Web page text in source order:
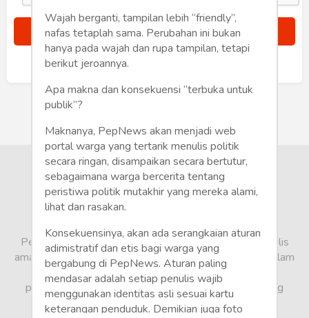
Humaniora
Sketsa
Gaya
Wisata
Wanita
Sudah punya akun?
Wajah berganti, tampilan lebih “friendly”,
nafas tetaplah sama. Perubahan ini bukan
hanya pada wajah dan rupa tampilan, tetapi
berikut jeroannya.
Apa makna dan konsekuensi “terbuka untuk
publik”?
Maknanya, PepNews akan menjadi web
portal warga yang tertarik menulis politik
secara ringan, disampaikan secara bertutur,
sebagaimana warga bercerita tentang
peristiwa politik mutakhir yang mereka alami,
lihat dan rasakan.
Konsekuensinya, akan ada serangkaian aturan
adimistratif dan etis bagi warga yang
bergabung di PepNews. Aturan paling
mendasar adalah setiap penulis wajib
menggunakan identitas asli sesuai kartu
keterangan penduduk. Demikian juga foto
PepNews.com adalah media warga, tempat bagi penulis
amatir dan profesional menyampaikan berbagai opini dalam
bentuk artikel mapun feature yang ditulis dari sudut
pandang tidak biasa, yang berbeda dari sudut pandang
berita media arus utama.